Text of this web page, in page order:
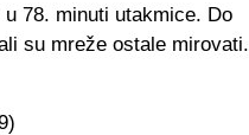
u 78. minuti utakmice. Do
su mreže ostale mirovati.